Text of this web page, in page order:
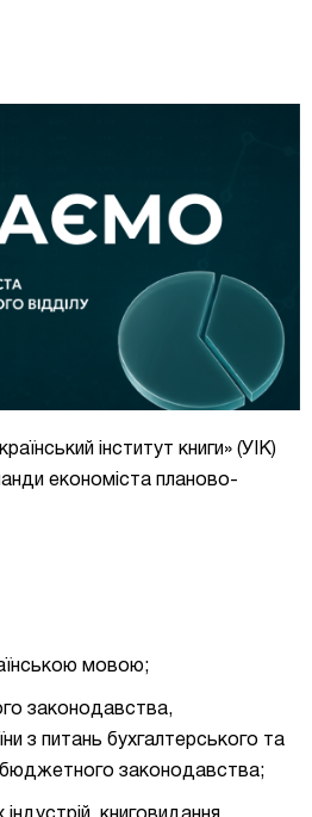
інститут книги» (УІК)
економіста планово-
мовою;
законодавства,
з питань бухгалтерського та
бюджетного законодавства;